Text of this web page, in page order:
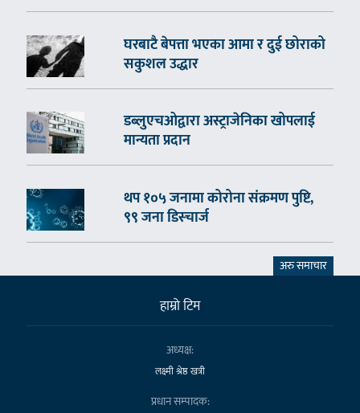
घरबाटै बेपत्ता भएका आमा र दुई छोराको
सकुशल उद्धार
डब्लुएचओद्वारा अस्ट्राजेनिका खोपलाई
मान्यता प्रदान
थप १०५ जनामा कोरोना संक्रमण पुष्टि,
९९ जना डिस्चार्ज
अरु समाचार
हाम्राे टिम
अध्यक्ष:
लक्ष्मी श्रेष्ठ खत्री
प्रधान सम्पादक: